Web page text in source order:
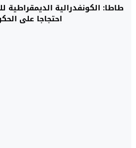
طاطا: الكونفدرالية
احتجاجا على